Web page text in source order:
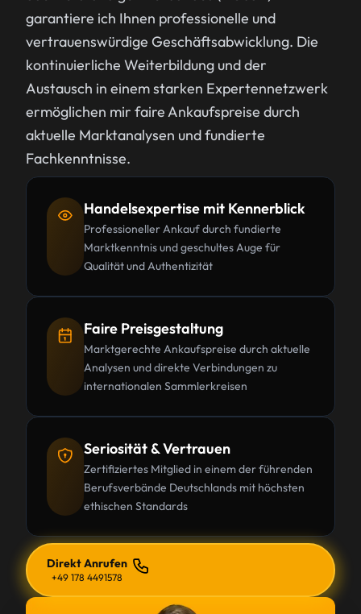
garantiere ich Ihnen professionelle und
vertrauenswürdige Geschäftsabwicklung. Die
kontinuierliche Weiterbildung und der
Austausch in einem starken Expertennetzwerk
ermöglichen mir faire Ankaufspreise durch
aktuelle Marktanalysen und fundierte
Fachkenntnisse.
Handelsexpertise mit Kennerblick
Professioneller Ankauf durch fundierte
Marktkenntnis und geschultes Auge für
Qualität und Authentizität
Faire Preisgestaltung
Marktgerechte Ankaufspreise durch aktuelle
Analysen und direkte Verbindungen zu
internationalen Sammlerkreisen
Seriosität & Vertrauen
Zertifiziertes Mitglied in einem der führenden
Berufsverbände Deutschlands mit höchsten
ethischen Standards
Direkt Anrufen
+49 178 4491578